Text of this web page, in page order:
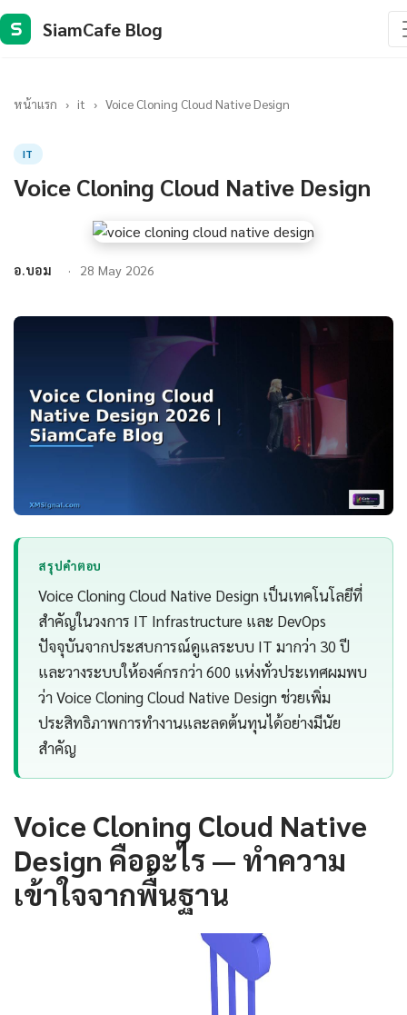
S SiamCafe Blog
หน้าแรก › it › Voice Cloning Cloud Native Design
IT
Voice Cloning Cloud Native Design
อ.บอม 28 May 2026
สรุปคำตอบ
Voice Cloning Cloud Native Design เป็นเทคโนโลยีที่
สำคัญในวงการ IT Infrastructure และ DevOps
ปัจจุบันจากประสบการณ์ดูแลระบบ IT มากว่า 30 ปี
และวางระบบให้องค์กรกว่า 600 แห่งทั่วประเทศผมพบ
ว่า Voice Cloning Cloud Native Design ช่วยเพิ่ม
ประสิทธิภาพการทำงานและลดต้นทุนได้อย่างมีนัย
สำคัญ
Voice Cloning Cloud Native
Design คืออะไร — ทำความ
เข้าใจจากพื้นฐาน